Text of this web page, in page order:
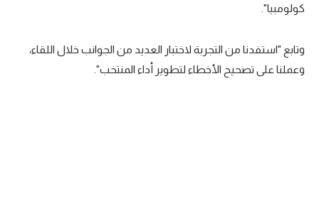
Gamers
تحقيق في الجول
كولومبيا".
وتابع "استفدنا من التجربة لاختبار العديد من الجوانب خلال اللقاء،
وعملنا على تصحيح الأخطاء لتطوير أداء المنتخب".